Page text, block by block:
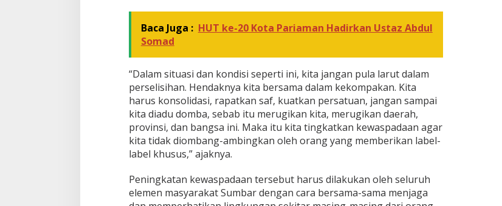
Baca Juga : HUT ke-20 Kota Pariaman Hadirkan Ustaz Abdul
Somad
“Dalam situasi dan kondisi seperti ini, kita jangan pula larut dalam
perselisihan. Hendaknya kita bersama dalam kekompakan. Kita
harus konsolidasi, rapatkan saf, kuatkan persatuan, jangan sampai
kita diadu domba, sebab itu merugikan kita, merugikan daerah,
provinsi, dan bangsa ini. Maka itu kita tingkatkan kewaspadaan agar
kita tidak diombang-ambingkan oleh orang yang memberikan label-
label khusus,” ajaknya.
Peningkatan kewaspadaan tersebut harus dilakukan oleh seluruh
elemen masyarakat Sumbar dengan cara bersama-sama menjaga